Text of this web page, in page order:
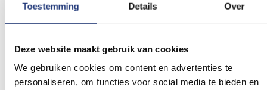
Toestemming Details Over
Deze website maakt gebruik van cookies
We gebruiken cookies om content en advertenties te
personaliseren, om functies voor social media te bieden en
door geel om het gouden achtergrond van het
kruisvormige patroon verwijst naar het
IJsselmeergebied, waar ook de vlaggen van
Wieringermeer, de Noordoostpolder, Marken,